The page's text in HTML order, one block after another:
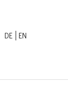
DE EN